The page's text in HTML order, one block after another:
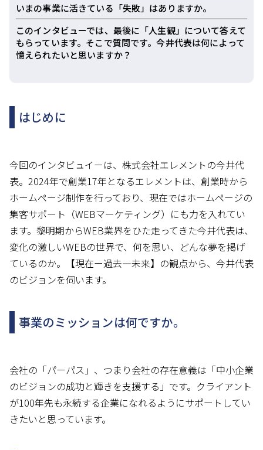
いまの事業に活きている「失敗」はありますか。
このインタビューでは、最後に「人生観」について答えて
もらっています。そこで質問です。今井代表は何によって
憶えられたいと思いますか？
はじめに
今回のインタビュイーは、株式会社エレメントの今井代
表。2024年で創業17年となるエレメントは、創業時から
ホームページ制作を行っており、現在ではホームページの
集客サポート（WEBマーケティング）にも力を入れてい
ます。黎明期からWEB業界をひた走ってきた今井代表は、
変化の激しいWEBの世界で、何を思い、どんな夢を掲げ
ているのか。【現在ー過去―未来】の観点から、今井代表
のビジョンを伺います。
事業のミッションは何ですか。
会社の「パーパス」、つまり会社の存在意義は「中小企業
のビジョンの成功と輝きを支援する」です。クライアント
が100年先も永続する企業になれるようにサポートしてい
きたいと思っています。